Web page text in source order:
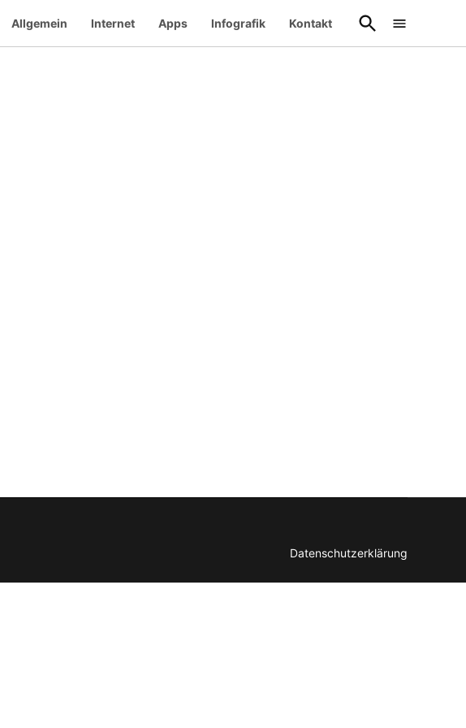
Allgemein Internet Apps Infografik Kontakt
Suche
öffnen
Datenschutzerklärung